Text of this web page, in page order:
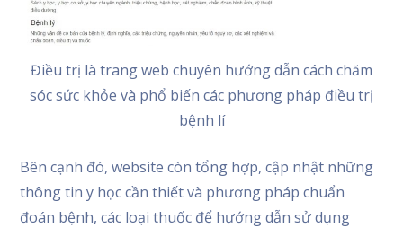
Điều trị là trang web chuyên hướng dẫn cách chăm
sóc sức khỏe và phổ biến các phương pháp điều trị
bệnh lí
Bên cạnh đó, website còn tổng hợp, cập nhật những
thông tin y học cần thiết và phương pháp chuẩn
đoán bệnh, các loại thuốc để hướng dẫn sử dụng